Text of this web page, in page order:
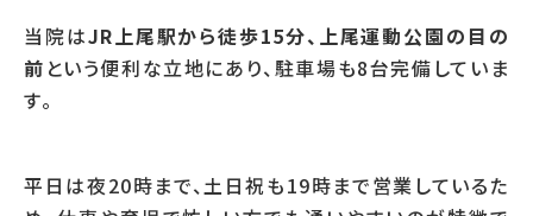
当院はJR上尾駅から徒歩15分、上尾運動公園の目の
前 という便利な立地にあり、駐車場も8台完備していま
す。
平日は夜20時まで、土日祝も19時まで営業しているた